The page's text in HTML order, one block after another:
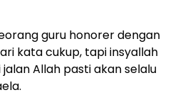
guru honorer dengan
kata cukup, tapi insyallah
Allah pasti akan selalu